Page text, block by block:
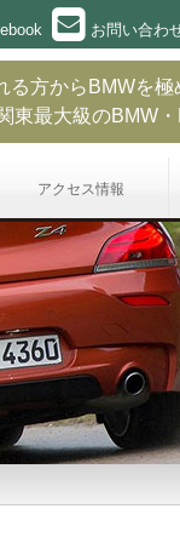
お問い合わ
る方からBMWを
東最大級のBMW
アクセス情報